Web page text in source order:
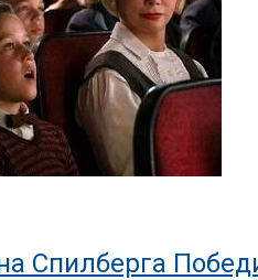
Спилберга